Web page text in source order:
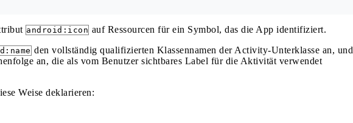
android:icon auf Ressourcen für ein Symbol, das die App identifiziert.
den vollständig qualifizierten Klassennamen der Activity-Unterklasse an, und
an, die als vom Benutzer sichtbares Label für die Aktivität verwendet
Weise deklarieren: